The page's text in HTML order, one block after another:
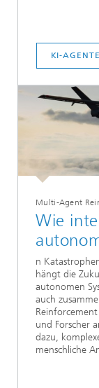
KI-
Multi-Agent
Wie
n
hängt die
autonomen
auch
und Forscher
dazu,
menschliche